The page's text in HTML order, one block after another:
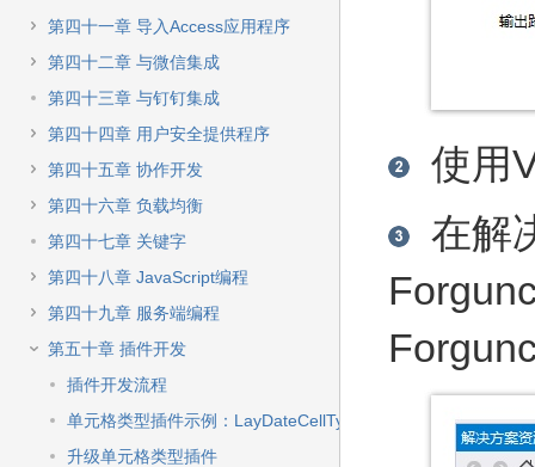
第四十一章 导入Access应用程序
第四十二章 与微信集成
第四十三章 与钉钉集成
第四十四章 用户安全提供程序
第四十五章 协作开发
第四十六章 负载均衡
第四十七章 关键字
第四十八章 JavaScript编程
第四十九章 服务端编程
第五十章 插件开发
插件开发流程
单元格类型插件示例：LayDateCellType
升级单元格类型插件
使用
在解